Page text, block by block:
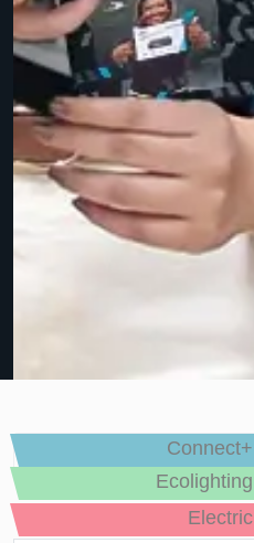
Connect+
Ecolighting
Electric